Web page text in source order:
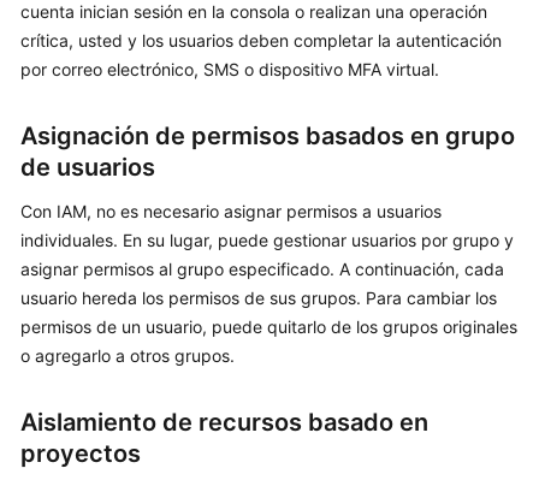
Preguntas
frecuentes
de
la
Actualmente,
contenido
está
disponible
el
idioma
seleccionado.
cuenta inician sesión en la consola o realizan una operación
crítica, usted y los usuarios deben completar la autenticación
por correo electrónico, SMS o dispositivo MFA virtual.
Asignación de permisos basados en grupo
de usuarios
Con IAM, no es necesario asignar permisos a usuarios
individuales. En su lugar, puede gestionar usuarios por grupo y
asignar permisos al grupo especificado. A continuación, cada
usuario hereda los permisos de sus grupos. Para cambiar los
permisos de un usuario, puede quitarlo de los grupos originales
o agregarlo a otros grupos.
Aislamiento de recursos basado en
proyectos